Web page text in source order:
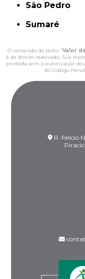
São Pedro
Sumaré
O conteúdo do texto "Valor
é de direito reservado. Sua
proibida sem a autorização do
do Código
R. Felício